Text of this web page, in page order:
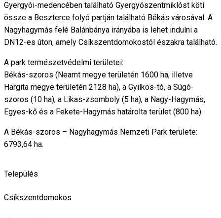
Gyergyói-medencében található Gyergyószentmiklóst köti
össze a Beszterce folyó partján található Békás városával. A
Nagyhagymás felé Balánbánya irányába is lehet indulni a
DN12-es úton, amely Csíkszentdomokostól északra található.
A park természetvédelmi területei:
Békás-szoros (Neamt megye területén 1600 ha, illetve
Hargita megye területén 2128 ha), a Gyilkos-tó, a Súgó-
szoros (10 ha), a Likas-zsomboly (5 ha), a Nagy-Hagymás,
Egyes-kő és a Fekete-Hagymás határolta terület (800 ha).
A Békás-szoros – Nagyhagymás Nemzeti Park területe:
6793,64 ha.
Település
Csíkszentdomokos